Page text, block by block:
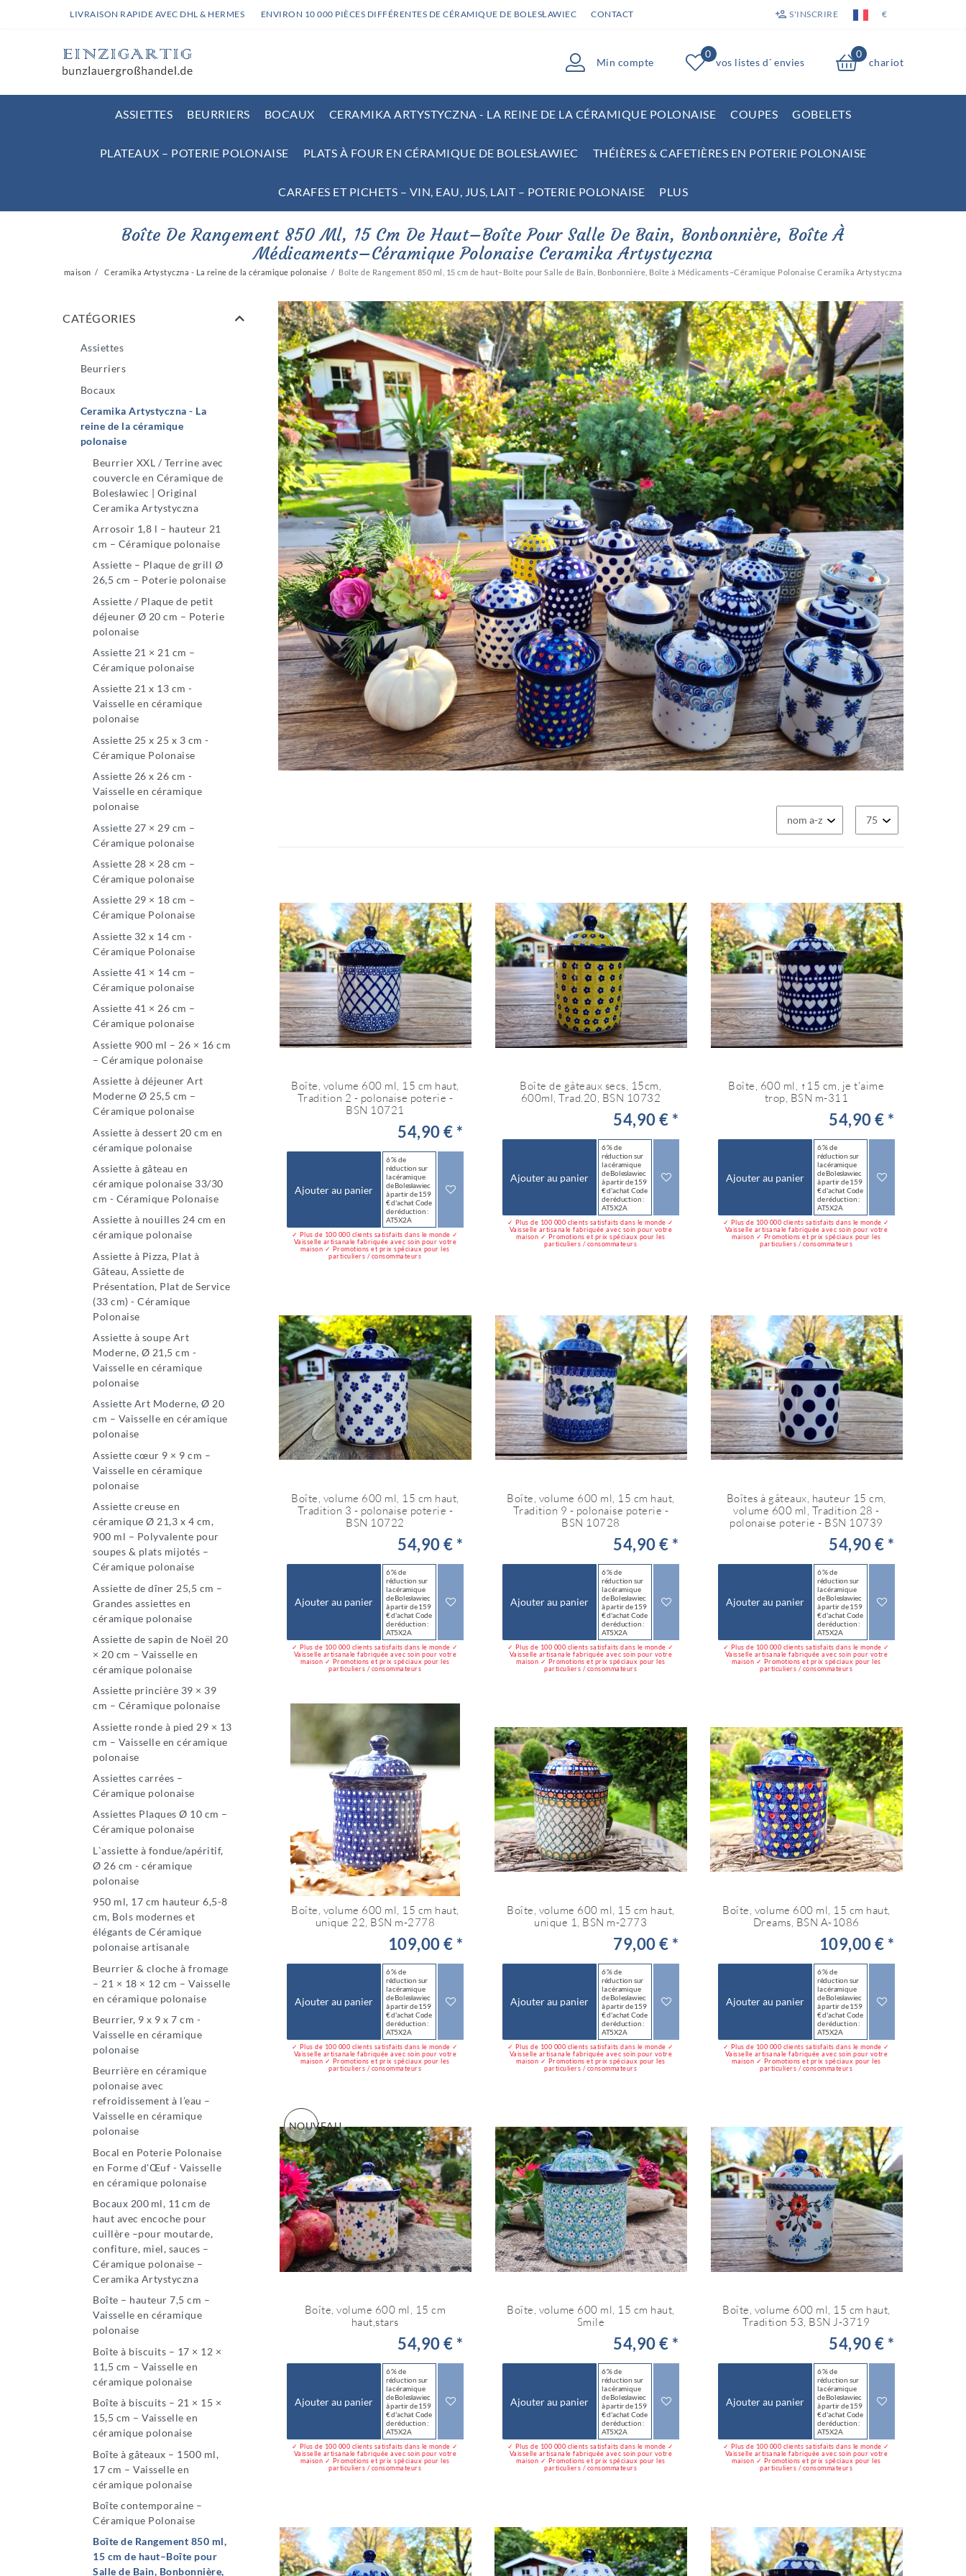
LIVRAISON RAPIDE AVEC DHL & HERMES ENVIRON 10 000 PIÈCES DIFFÉRENTES DE CÉRAMIQUE DE BOLESŁAWIEC CONTACT S'INSCRIRE €
Min compte
0
vos listes d´ envies
0
chariot
ASSIETTES BEURRIERS BOCAUX CERAMIKA ARTYSTYCZNA - LA REINE DE LA CÉRAMIQUE POLONAISE COUPES GOBELETS
PLATEAUX – POTERIE POLONAISE PLATS À FOUR EN CÉRAMIQUE DE BOLESŁAWIEC THÉIÈRES & CAFETIÈRES EN POTERIE POLONAISE
CARAFES ET PICHETS – VIN, EAU, JUS, LAIT – POTERIE POLONAISE PLUS
Boîte De Rangement 850 Ml, 15 Cm De Haut–Boîte Pour Salle De Bain, Bonbonnière, Boîte À
Médicaments–Céramique Polonaise Ceramika Artystyczna
maison Ceramika Artystyczna - La reine de la céramique polonaise Boîte de Rangement 850 ml, 15 cm de haut–Boîte pour Salle de Bain, Bonbonnière, Boîte à Médicaments–Céramique Polonaise Ceramika Artystyczna
CATÉGORIES
Assiettes
Beurriers
Bocaux
Ceramika Artystyczna - La
reine de la céramique
polonaise
Beurrier XXL / Terrine avec
couvercle en Céramique de
Bolesławiec | Original
Ceramika Artystyczna
Arrosoir 1,8 l – hauteur 21
cm – Céramique polonaise
Assiette – Plaque de grill Ø
26,5 cm – Poterie polonaise
Assiette / Plaque de petit
déjeuner Ø 20 cm – Poterie
polonaise
Assiette 21 × 21 cm –
Céramique polonaise
Assiette 21 x 13 cm -
Vaisselle en céramique
polonaise
Assiette 25 x 25 x 3 cm -
Céramique Polonaise
Assiette 26 x 26 cm -
Vaisselle en céramique
polonaise
Assiette 27 × 29 cm –
Céramique polonaise
Assiette 28 × 28 cm –
Céramique polonaise
Assiette 29 × 18 cm –
Céramique Polonaise
Assiette 32 x 14 cm -
Céramique Polonaise
Assiette 41 × 14 cm –
Céramique polonaise
Assiette 41 × 26 cm –
Céramique polonaise
Assiette 900 ml – 26 × 16 cm
– Céramique polonaise
Assiette à déjeuner Art
Moderne Ø 25,5 cm –
Céramique polonaise
Assiette à dessert 20 cm en
céramique polonaise
Assiette à gâteau en
céramique polonaise 33/30
cm - Céramique Polonaise
Assiette à nouilles 24 cm en
céramique polonaise
Assiette à Pizza, Plat à
Gâteau, Assiette de
Présentation, Plat de Service
(33 cm) - Céramique
Polonaise
Assiette à soupe Art
Moderne, Ø 21,5 cm -
Vaisselle en céramique
polonaise
Assiette Art Moderne, Ø 20
cm – Vaisselle en céramique
polonaise
Assiette cœur 9 × 9 cm –
Vaisselle en céramique
polonaise
Assiette creuse en
céramique Ø 21,3 x 4 cm,
900 ml – Polyvalente pour
soupes & plats mijotés –
Céramique polonaise
Assiette de dîner 25,5 cm –
Grandes assiettes en
céramique polonaise
Assiette de sapin de Noël 20
× 20 cm – Vaisselle en
céramique polonaise
Assiette princière 39 × 39
cm – Céramique polonaise
Assiette ronde à pied 29 × 13
cm – Vaisselle en céramique
polonaise
Assiettes carrées –
Céramique polonaise
Assiettes Plaques Ø 10 cm –
Céramique polonaise
L`assiette à fondue/apéritif,
Ø 26 cm - céramique
polonaise
950 ml, 17 cm hauteur 6,5-8
cm, Bols modernes et
élégants de Céramique
polonaise artisanale
Beurrier & cloche à fromage
– 21 × 18 × 12 cm – Vaisselle
en céramique polonaise
Beurrier, 9 x 9 x 7 cm -
Vaisselle en céramique
polonaise
Beurrière en céramique
polonaise avec
refroidissement à l’eau –
Vaisselle en céramique
polonaise
Bocal en Poterie Polonaise
en Forme d'Œuf - Vaisselle
en céramique polonaise
Bocaux 200 ml, 11 cm de
haut avec encoche pour
cuillère –pour moutarde,
confiture, miel, sauces –
Céramique polonaise –
Ceramika Artystyczna
Boîte – hauteur 7,5 cm –
Vaisselle en céramique
polonaise
Boîte à biscuits – 17 × 12 ×
11,5 cm – Vaisselle en
céramique polonaise
Boîte à biscuits – 21 × 15 ×
15,5 cm – Vaisselle en
céramique polonaise
Boîte à gâteaux – 1500 ml,
17 cm – Vaisselle en
céramique polonaise
Boîte contemporaine –
Céramique Polonaise
Boîte de Rangement 850 ml,
15 cm de haut–Boîte pour
Salle de Bain, Bonbonnière,
Boîte, volume 600 ml, 15 cm haut,
Tradition 2 - polonaise poterie -
BSN 10721
54,90 € *
Ajouter au panier
6 % de
réduction sur
la céramique
de Bolesławiec
à partir de 159
€ d'achat Code
de réduction :
AT5X2A
✓ Plus de 100 000 clients satisfaits dans le monde ✓
Vaisselle artisanale fabriquée avec soin pour votre
maison ✓ Promotions et prix spéciaux pour les
particuliers / consommateurs
Boîte de gâteaux secs, 15cm,
600ml, Trad.20, BSN 10732
54,90 € *
Ajouter au panier
6 % de
réduction sur
la céramique
de Bolesławiec
à partir de 159
€ d'achat Code
de réduction :
AT5X2A
✓ Plus de 100 000 clients satisfaits dans le monde ✓
Vaisselle artisanale fabriquée avec soin pour votre
maison ✓ Promotions et prix spéciaux pour les
particuliers / consommateurs
Boîte, 600 ml, ↑15 cm, je t'aime
trop, BSN m-311
54,90 € *
Ajouter au panier
6 % de
réduction sur
la céramique
de Bolesławiec
à partir de 159
€ d'achat Code
de réduction :
AT5X2A
✓ Plus de 100 000 clients satisfaits dans le monde ✓
Vaisselle artisanale fabriquée avec soin pour votre
maison ✓ Promotions et prix spéciaux pour les
particuliers / consommateurs
Boîte, volume 600 ml, 15 cm haut,
Tradition 3 - polonaise poterie -
BSN 10722
54,90 € *
Ajouter au panier
6 % de
réduction sur
la céramique
de Bolesławiec
à partir de 159
€ d'achat Code
de réduction :
AT5X2A
✓ Plus de 100 000 clients satisfaits dans le monde ✓
Vaisselle artisanale fabriquée avec soin pour votre
maison ✓ Promotions et prix spéciaux pour les
particuliers / consommateurs
Boîte, volume 600 ml, 15 cm haut,
Tradition 9 - polonaise poterie -
BSN 10728
54,90 € *
Ajouter au panier
6 % de
réduction sur
la céramique
de Bolesławiec
à partir de 159
€ d'achat Code
de réduction :
AT5X2A
✓ Plus de 100 000 clients satisfaits dans le monde ✓
Vaisselle artisanale fabriquée avec soin pour votre
maison ✓ Promotions et prix spéciaux pour les
particuliers / consommateurs
Boîtes à gâteaux, hauteur 15 cm,
volume 600 ml, Tradition 28 -
polonaise poterie - BSN 10739
54,90 € *
Ajouter au panier
6 % de
réduction sur
la céramique
de Bolesławiec
à partir de 159
€ d'achat Code
de réduction :
AT5X2A
✓ Plus de 100 000 clients satisfaits dans le monde ✓
Vaisselle artisanale fabriquée avec soin pour votre
maison ✓ Promotions et prix spéciaux pour les
particuliers / consommateurs
Boîte, volume 600 ml, 15 cm haut,
unique 22, BSN m-2778
109,00 € *
Ajouter au panier
6 % de
réduction sur
la céramique
de Bolesławiec
à partir de 159
€ d'achat Code
de réduction :
AT5X2A
✓ Plus de 100 000 clients satisfaits dans le monde ✓
Vaisselle artisanale fabriquée avec soin pour votre
maison ✓ Promotions et prix spéciaux pour les
particuliers / consommateurs
Boîte, volume 600 ml, 15 cm haut,
unique 1, BSN m-2773
79,00 € *
Ajouter au panier
6 % de
réduction sur
la céramique
de Bolesławiec
à partir de 159
€ d'achat Code
de réduction :
AT5X2A
✓ Plus de 100 000 clients satisfaits dans le monde ✓
Vaisselle artisanale fabriquée avec soin pour votre
maison ✓ Promotions et prix spéciaux pour les
particuliers / consommateurs
Boîte, volume 600 ml, 15 cm haut,
Dreams, BSN A-1086
109,00 € *
Ajouter au panier
6 % de
réduction sur
la céramique
de Bolesławiec
à partir de 159
€ d'achat Code
de réduction :
AT5X2A
✓ Plus de 100 000 clients satisfaits dans le monde ✓
Vaisselle artisanale fabriquée avec soin pour votre
maison ✓ Promotions et prix spéciaux pour les
particuliers / consommateurs
NOUVEAU
Boîte, volume 600 ml, 15 cm
haut,stars
54,90 € *
Ajouter au panier
6 % de
réduction sur
la céramique
de Bolesławiec
à partir de 159
€ d'achat Code
de réduction :
AT5X2A
✓ Plus de 100 000 clients satisfaits dans le monde ✓
Vaisselle artisanale fabriquée avec soin pour votre
maison ✓ Promotions et prix spéciaux pour les
particuliers / consommateurs
Boîte, volume 600 ml, 15 cm haut,
Smile
54,90 € *
Ajouter au panier
6 % de
réduction sur
la céramique
de Bolesławiec
à partir de 159
€ d'achat Code
de réduction :
AT5X2A
✓ Plus de 100 000 clients satisfaits dans le monde ✓
Vaisselle artisanale fabriquée avec soin pour votre
maison ✓ Promotions et prix spéciaux pour les
particuliers / consommateurs
Boîte, volume 600 ml, 15 cm haut,
Tradition 53, BSN J-3719
54,90 € *
Ajouter au panier
6 % de
réduction sur
la céramique
de Bolesławiec
à partir de 159
€ d'achat Code
de réduction :
AT5X2A
✓ Plus de 100 000 clients satisfaits dans le monde ✓
Vaisselle artisanale fabriquée avec soin pour votre
maison ✓ Promotions et prix spéciaux pour les
particuliers / consommateurs